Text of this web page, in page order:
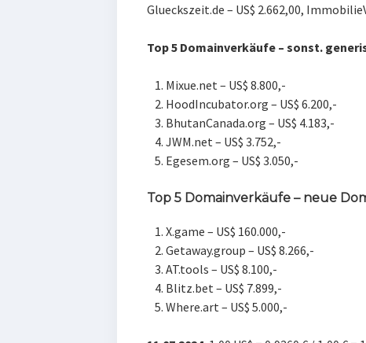
Glueckszeit.de – US$ 2.662,00, I
Top 5 Domainverkäufe – sonst.
Mixue.net – US$ 8.800,-
HoodIncubator.org – US$ 6.200,-
BhutanCanada.org – US$ 4.183,-
JWM.net – US$ 3.752,-
Egesem.org – US$ 3.050,-
Top 5 Domainverkäufe – neue
X.game – US$ 160.000,-
Getaway.group – US$ 8.266,-
AT.tools – US$ 8.100,-
Blitz.bet – US$ 7.899,-
Where.art – US$ 5.000,-